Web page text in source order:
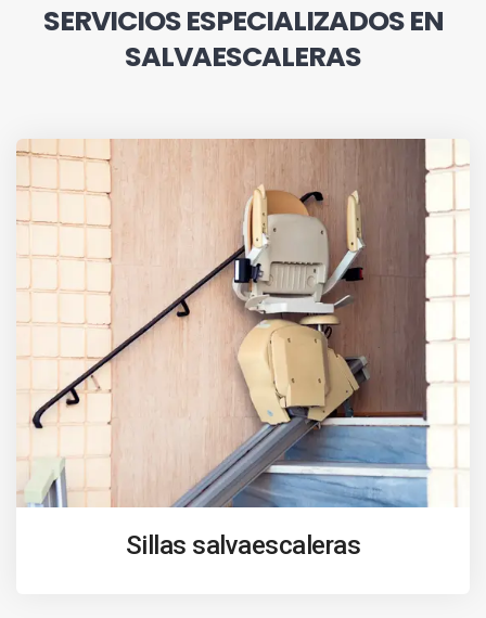
SERVICIOS ESPECIALIZADOS EN
SALVAESCALERAS
Sillas salvaescaleras